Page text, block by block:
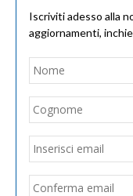
Iscriviti adesso alla
aggiornamenti,
Nome
Email